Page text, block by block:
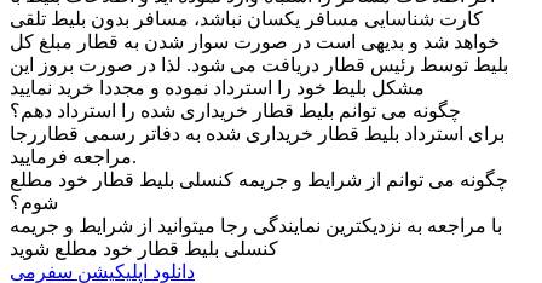
کارت شناسایی مسافر یکسان نباشد، مسافر بدون بلیط تلقی
خواهد شد و بدیهی است در صورت سوار شدن به قطار مبلغ کل
بلیط توسط رئیس قطار دریافت می شود. لذا در صورت بروز این
مشکل بلیط خود را استرداد نموده و مجددا خرید نمایید
چگونه می توانم بلیط قطار خریداری شده را استرداد دهم؟
برای استرداد بلیط قطار خریداری شده به دفاتر رسمی قطاررجا
مراجعه فرمایید.
چگونه می توانم از شرایط و جریمه کنسلی بلیط قطار خود مطلع
شوم؟
با مراجعه به نزدیکترین نمایندگی رجا میتوانید از شرایط و جریمه
کنسلی بلیط قطار خود مطلع شوید
دانلود اپلیکیشن سفرمی